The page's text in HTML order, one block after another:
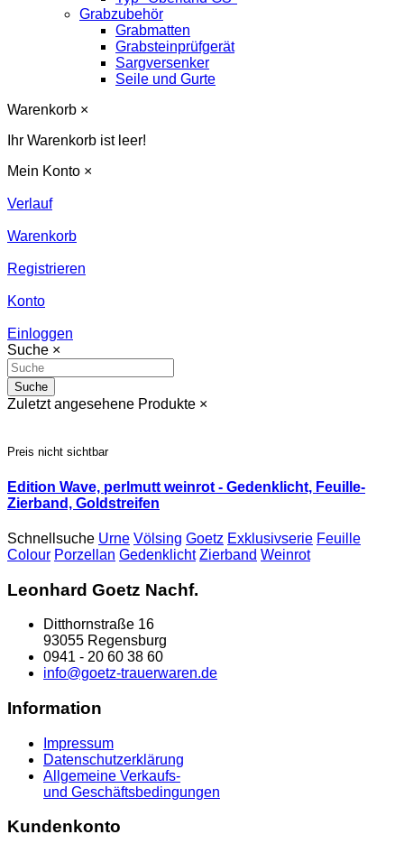
Grabzubehör
Grabmatten
Grabsteinprüfgerät
Sargversenker
Seile und Gurte
Warenkorb ×
Ihr Warenkorb ist leer!
Mein Konto ×
Verlauf
Warenkorb
Registrieren
Konto
Einloggen
Suche ×
Suche
Zuletzt angesehene Produkte ×
Preis nicht sichtbar
Edition Wave, perlmutt weinrot - Gedenklicht, Feuille-
Zierband, Goldstreifen
Schnellsuche Urne Völsing Goetz Exklusivserie Feuille
Colour Porzellan Gedenklicht Zierband Weinrot
Leonhard Goetz Nachf.
Ditthornstraße 16
93055 Regensburg
0941 - 20 60 38 60
info@goetz-trauerwaren.de
Information
Impressum
Datenschutzerklärung
Allgemeine Verkaufs-
und Geschäftsbedingungen
Kundenkonto